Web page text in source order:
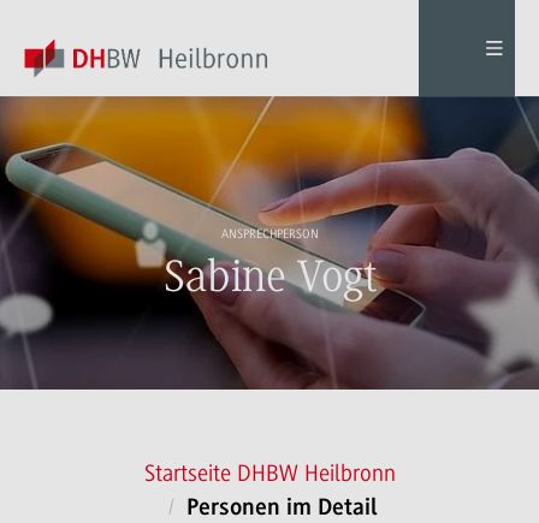
ANSPRECHPERSON
Sabine Vogt
Startseite DHBW Heilbronn
Personen im Detail